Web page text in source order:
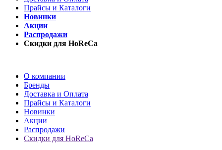
Прайсы и Каталоги
Новинки
Акции
Распродажи
Скидки для HoReCa
О компании
Бренды
Доставка и Оплата
Прайсы и Каталоги
Новинки
Акции
Распродажи
Скидки для HoReCa